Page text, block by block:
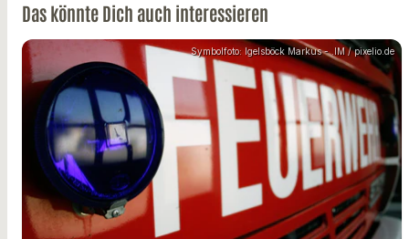
Das könnte Dich auch interessieren
Symbolfoto: Igelsböck Markus - .IM / pixelio.de